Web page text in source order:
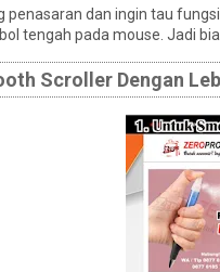
dan ingin tau
tengah pada mouse. Jadi
Scroller Dengan